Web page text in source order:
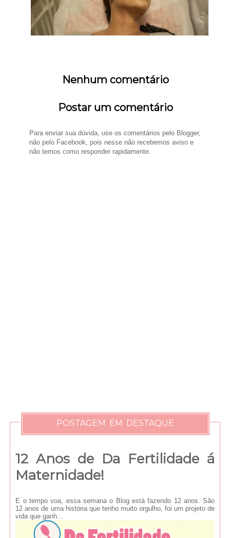
Nenhum comentário
Postar um comentário
Para enviar sua dúvida, use os comentários pelo Blogger,
não pelo Facebook, pois nesse não recebemos aviso e
não temos como responder rapidamente.
POSTAGEM EM DESTAQUE
12 Anos de Da Fertilidade á
Maternidade!
E o tempo voa, essa semana o Blog está fazendo 12 anos. São
12 anos de uma história que tenho muito orgulho, foi um projeto de
vida que ganh...